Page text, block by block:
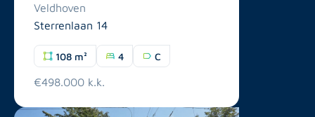
Veldhoven
Sterrenlaan 14
108 m² 4 C
€498.000 k.k.